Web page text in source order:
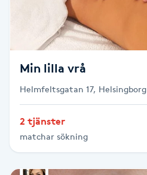
Klippning
Klippning & Slingor
Min lilla vrå
Helmfeltsgatan 17, Helsingborg
2 tjänster
matchar sökning